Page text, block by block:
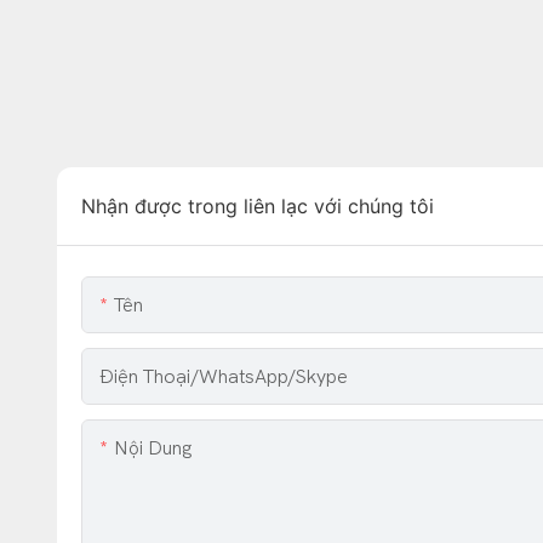
Nhận được trong liên lạc với chúng tôi
Tên
Điện Thoại/WhatsApp/Skype
Nội Dung